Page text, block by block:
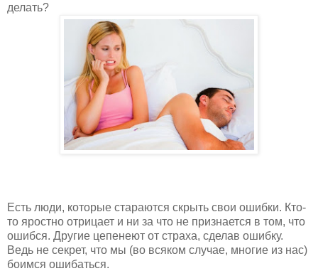
делать?
Есть люди, которые стараются скрыть свои ошибки. Кто-
то яростно отрицает и ни за что не признается в том, что
ошибся. Другие цепенеют от страха, сделав ошибку.
Ведь не секрет, что мы (во всяком случае, многие из нас)
боимся ошибаться.